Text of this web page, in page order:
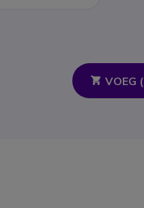
VOEG (